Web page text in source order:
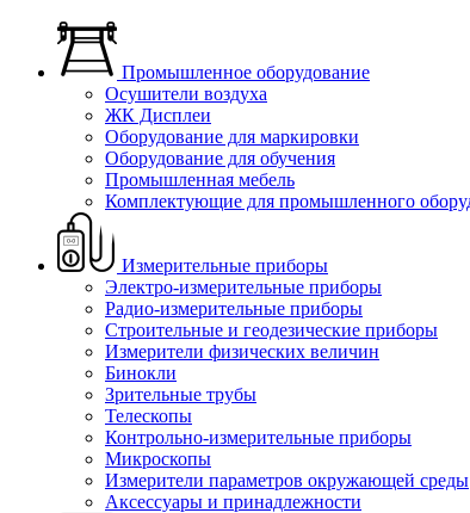
Промышленное оборудование
Осушители воздуха
ЖК Дисплеи
Оборудование для маркировки
Оборудование для обучения
Промышленная мебель
Комплектующие для промышленного
Измерительные приборы
Электро-измерительные приборы
Радио-измерительные приборы
Строительные и геодезические приборы
Измерители физических величин
Бинокли
Зрительные трубы
Телескопы
Контрольно-измерительные приборы
Микроскопы
Измерители параметров окружающей среды
Аксессуары и принадлежности